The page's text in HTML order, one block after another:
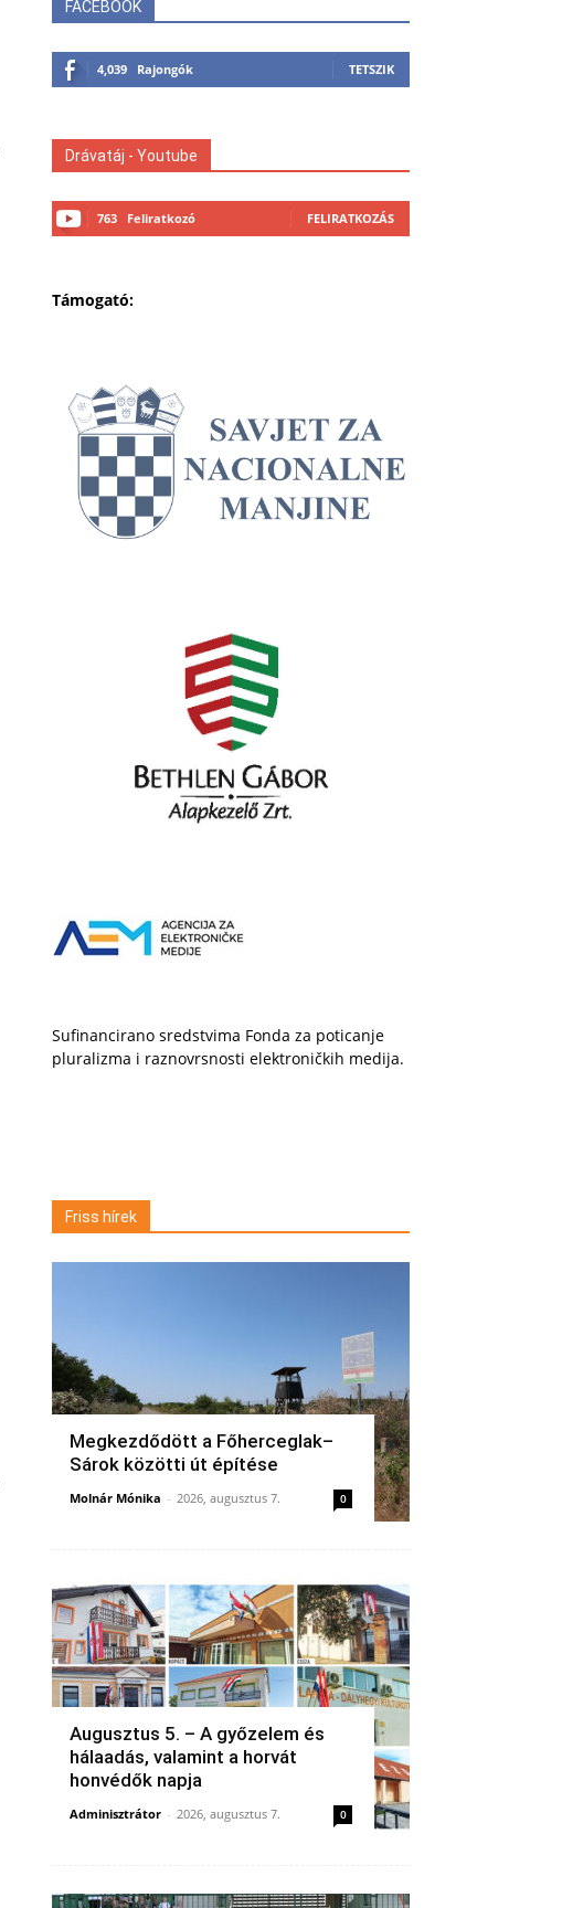
FACEBOOK
4,039 Rajongók TETSZIK
Drávatáj - Youtube
763 Feliratkozó FELIRATKOZÁS
Támogató:
Sufinancirano sredstvima Fonda za poticanje
pluralizma i raznovrsnosti elektroničkih medija.
Friss hírek
Megkezdődött a Főherceglak–
Sárok közötti út építése
Molnár Mónika - 2026, augusztus 7. 0
Augusztus 5. – A győzelem és
hálaadás, valamint a horvát
honvédők napja
Adminisztrátor - 2026, augusztus 7. 0